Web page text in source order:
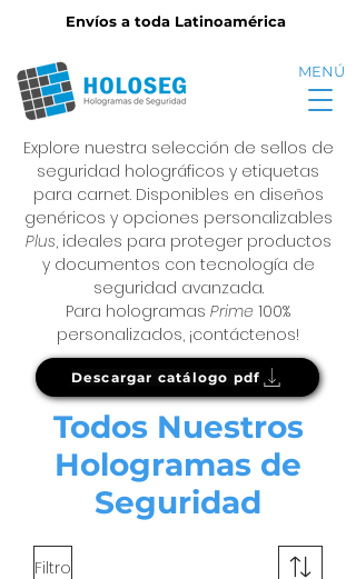
MENÚ
Envíos a toda Latinoamérica
Explore nuestra selección de sellos de
seguridad holográficos y etiquetas
para carnet. Disponibles en diseños
genéricos y opciones personalizables
Plus, ideales para proteger productos
y documentos con tecnología de
seguridad avanzada.
Para hologramas Prime 100%
personalizados, ¡contáctenos!
Descargar catálogo pdf
Todos Nuestros
Hologramas de
Seguridad
Filtro